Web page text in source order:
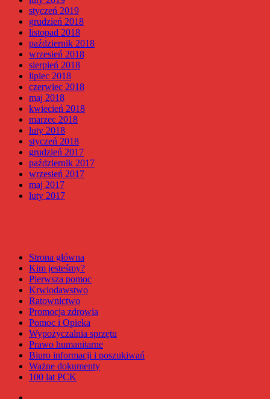
styczeń 2019
grudzień 2018
listopad 2018
październik 2018
wrzesień 2018
sierpień 2018
lipiec 2018
czerwiec 2018
maj 2018
kwiecień 2018
marzec 2018
luty 2018
styczeń 2018
grudzień 2017
październik 2017
wrzesień 2017
maj 2017
luty 2017
Strona główna
Kim jesteśmy?
Pierwsza pomoc
Krwiodawstwo
Ratownictwo
Promocja zdrowia
Pomoc i Opieka
Wypożyczalnia sprzętu
Prawo humanitarne
Biuro informacji i poszukiwań
Ważne dokumenty
100 lat PCK